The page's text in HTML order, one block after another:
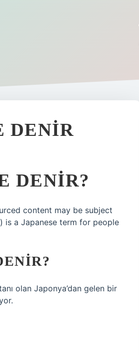
DENIR
DENIR?
content may be subject
is a Japanese term for people
olan Japonya’dan gelen bir